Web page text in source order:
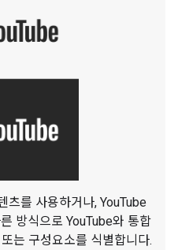
츠를 사용하거나, YouTube
방식으로 YouTube와 통합
는 구성요소를 식별합니다.